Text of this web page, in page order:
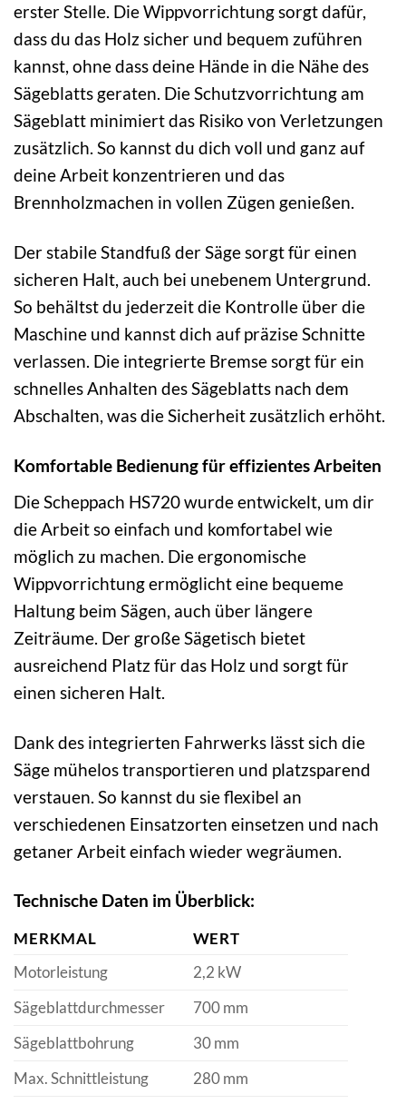
erster Stelle. Die Wippvorrichtung sorgt dafür,
dass du das Holz sicher und bequem zuführen
kannst, ohne dass deine Hände in die Nähe des
Sägeblatts geraten. Die Schutzvorrichtung am
Sägeblatt minimiert das Risiko von Verletzungen
zusätzlich. So kannst du dich voll und ganz auf
deine Arbeit konzentrieren und das
Brennholzmachen in vollen Zügen genießen.
Der stabile Standfuß der Säge sorgt für einen
sicheren Halt, auch bei unebenem Untergrund.
So behältst du jederzeit die Kontrolle über die
Maschine und kannst dich auf präzise Schnitte
verlassen. Die integrierte Bremse sorgt für ein
schnelles Anhalten des Sägeblatts nach dem
Abschalten, was die Sicherheit zusätzlich erhöht.
Komfortable Bedienung für effizientes Arbeiten
Die Scheppach HS720 wurde entwickelt, um dir
die Arbeit so einfach und komfortabel wie
möglich zu machen. Die ergonomische
Wippvorrichtung ermöglicht eine bequeme
Haltung beim Sägen, auch über längere
Zeiträume. Der große Sägetisch bietet
ausreichend Platz für das Holz und sorgt für
einen sicheren Halt.
Dank des integrierten Fahrwerks lässt sich die
Säge mühelos transportieren und platzsparend
verstauen. So kannst du sie flexibel an
verschiedenen Einsatzorten einsetzen und nach
getaner Arbeit einfach wieder wegräumen.
Technische Daten im Überblick:
MERKMAL
WERT
Motorleistung
2,2 kW
Sägeblattdurchmesser
700 mm
Sägeblattbohrung
30 mm
Max. Schnittleistung
280 mm